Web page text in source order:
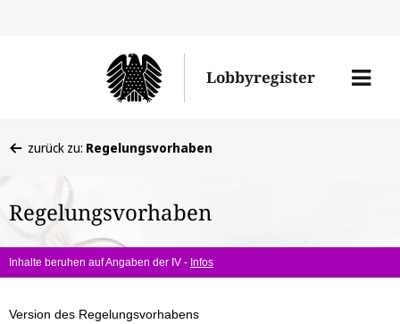
Lobbyregister
Menü
befinden
hier:
zurück zu: Regelungsvorhaben
Regelungsvorhaben
Inhalte beruhen auf Angaben der IV - Infos
Version des Regelungsvorhabens